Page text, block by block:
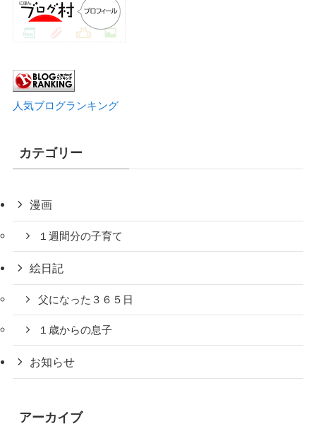
人気ブログランキング
カテゴリー
漫画
１週間分の子育て
絵日記
父になった３６５日
１歳からの息子
お知らせ
アーカイブ